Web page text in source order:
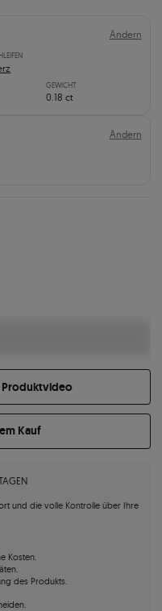
Ändern
GEWICHT
0.18 ct
Ändern
Produktvideo
Kauf
und die volle Kontrolle über Ihre
Kosten.
des Produkts.